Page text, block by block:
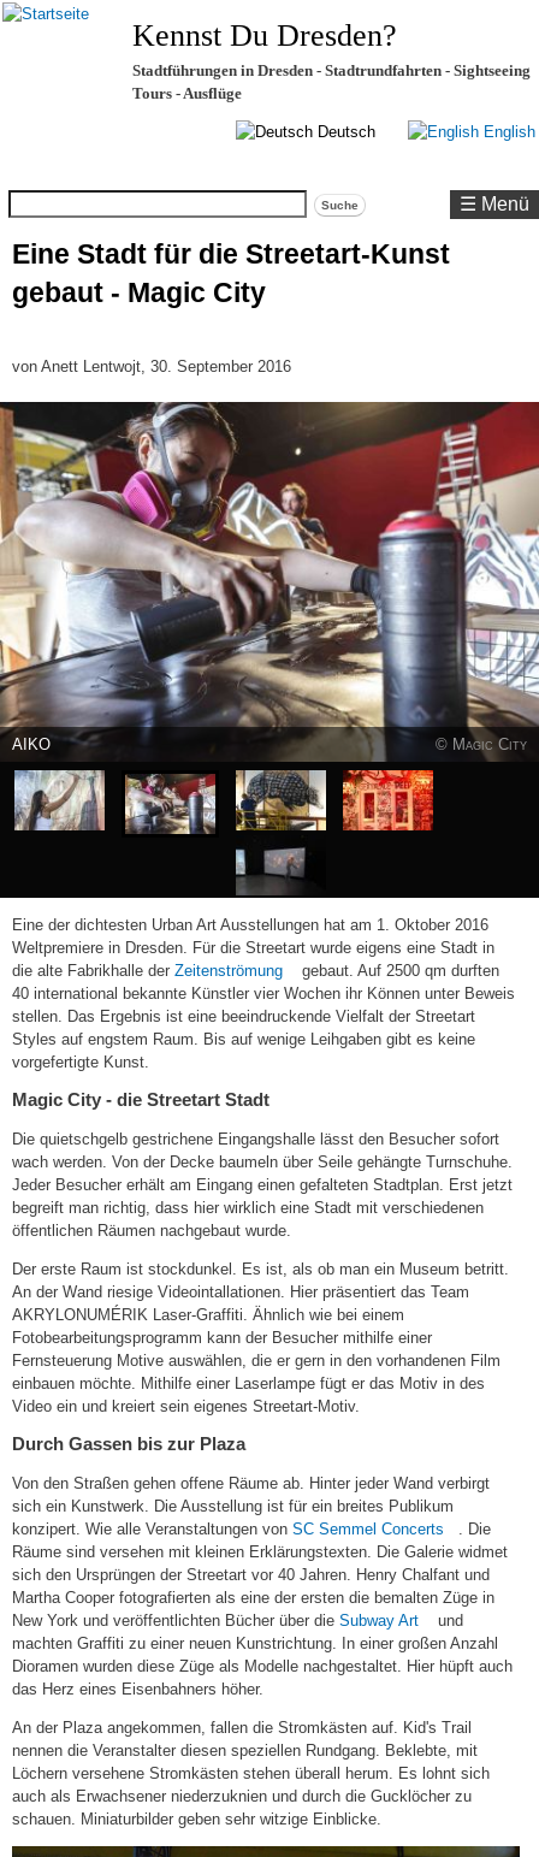
Kennst Du Dresden?
Stadtführungen in Dresden - Stadtrundfahrten - Sightseeing
Tours - Ausflüge
Deutsch English
☰ Menü
Eine Stadt für die Streetart-Kunst
gebaut - Magic City
von Anett Lentwojt, 30. September 2016
AIKO © Magic City
Eine der dichtesten Urban Art Ausstellungen hat am 1. Oktober 2016
Weltpremiere in Dresden. Für die Streetart wurde eigens eine Stadt in
die alte Fabrikhalle der Zeitenströmung(link
is
external)
gebaut. Auf 2500 qm durften
40 international bekannte Künstler vier Wochen ihr Können unter Beweis
stellen. Das Ergebnis ist eine beeindruckende Vielfalt der Streetart
Styles auf engstem Raum. Bis auf wenige Leihgaben gibt es keine
vorgefertigte Kunst.
Magic City - die Streetart Stadt
Die quietschgelb gestrichene Eingangshalle lässt den Besucher sofort
wach werden. Von der Decke baumeln über Seile gehängte Turnschuhe.
Jeder Besucher erhält am Eingang einen gefalteten Stadtplan. Erst jetzt
begreift man richtig, dass hier wirklich eine Stadt mit verschiedenen
öffentlichen Räumen nachgebaut wurde.
Der erste Raum ist stockdunkel. Es ist, als ob man ein Museum betritt.
An der Wand riesige Videointallationen. Hier präsentiert das Team
AKRYLONUMÉRIK Laser-Graffiti. Ähnlich wie bei einem
Fotobearbeitungsprogramm kann der Besucher mithilfe einer
Fernsteuerung Motive auswählen, die er gern in den vorhandenen Film
einbauen möchte. Mithilfe einer Laserlampe fügt er das Motiv in des
Video ein und kreiert sein eigenes Streetart-Motiv.
Durch Gassen bis zur Plaza
Von den Straßen gehen offene Räume ab. Hinter jeder Wand verbirgt
sich ein Kunstwerk. Die Ausstellung ist für ein breites Publikum
konzipert. Wie alle Veranstaltungen von SC Semmel Concerts (link
is
external)
. Die
Räume sind versehen mit kleinen Erklärungstexten. Die Galerie widmet
sich den Ursprüngen der Streetart vor 40 Jahren. Henry Chalfant und
Martha Cooper fotografierten als eine der ersten die bemalten Züge in
New York und veröffentlichten Bücher über die Subway Art(link
is
external)
und
machten Graffiti zu einer neuen Kunstrichtung. In einer großen Anzahl
Dioramen wurden diese Züge als Modelle nachgestaltet. Hier hüpft auch
das Herz eines Eisenbahners höher.
An der Plaza angekommen, fallen die Stromkästen auf. Kid's Trail
nennen die Veranstalter diesen speziellen Rundgang. Beklebte, mit
Löchern versehene Stromkästen stehen überall herum. Es lohnt sich
auch als Erwachsener niederzuknien und durch die Gucklöcher zu
schauen. Miniaturbilder geben sehr witzige Einblicke.